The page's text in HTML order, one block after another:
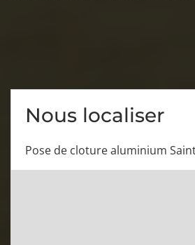
Nous localiser
Pose de cloture aluminium